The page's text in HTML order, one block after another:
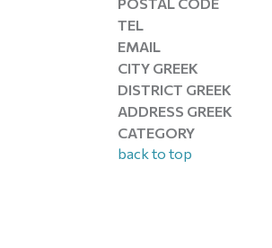
TEL
EMAIL
CITY GREEK
DISTRICT GREEK
ADDRESS GREEK
CATEGORY
back to top